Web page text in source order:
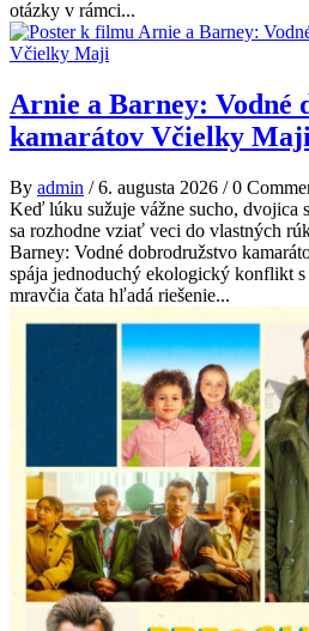
otázky v rámci...
Arnie a Barney: Vodné
kamarátov Včielky Maji
By admin /6. augusta 2026 /0
Keď lúku sužuje vážne sucho, dvojica
sa rozhodne vziať veci do vlastných
Barney: Vodné dobrodružstvo
spája jednoduchý ekologický konflikt
mravčia čata hľadá riešenie...